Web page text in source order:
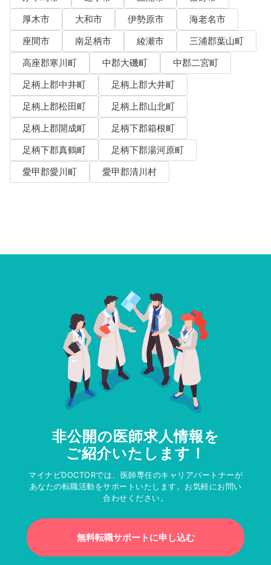
厚木市
大和市 伊勢原市
海老名市
座間市
南足柄市 綾瀬市
三浦郡葉山町
高座郡寒川町
中郡大磯町
中郡二宮町
足柄上郡中井町
足柄上郡大井町
足柄上郡松田町
足柄上郡山北町
足柄上郡開成町
足柄下郡箱根町
足柄下郡真鶴町
足柄下郡湯河原町
愛甲郡愛川町
愛甲郡清川村
非公開の医師求人情報を
ご紹介いたします！
マイナビDOCTORでは、医師専任のキャリアパートナーが
あなたの転職活動をサポートいたします。お気軽にお問い
合わせください。
無料転職サポートに申し込む